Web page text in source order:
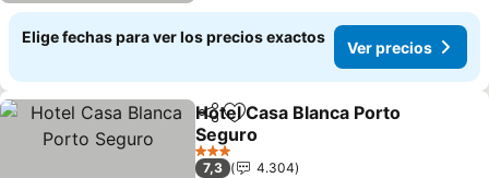
Elige fechas para ver los precios exactos
Ver precios
CompartirAgregar a favoritos
Hotel Casa Blanca Porto
Seguro
3 Estrellas
7,3
4.304